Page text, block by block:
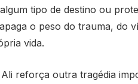
tipo de destino ou
o peso do trauma, do
vida.
reforça outra tragédia